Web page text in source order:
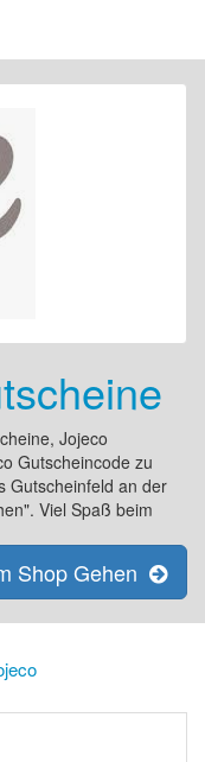
Jojeco
Gutscheincode zu
Gutscheinfeld an der
Viel Spaß beim
Shop Gehen